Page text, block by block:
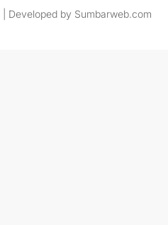
| Developed by Sumbarweb.com